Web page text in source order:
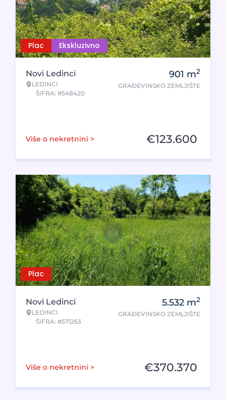
Plac Ekskluzivno
Novi Ledinci
LEDINCI
ŠIFRA: #548420
901 m2
GRAĐEVINSKO ZEMLJIŠTE
Više o nekretnini > €123.600
Plac
Novi Ledinci
LEDINCI
ŠIFRA: #571263
5.532 m2
GRAĐEVINSKO ZEMLJIŠTE
Više o nekretnini > €370.370